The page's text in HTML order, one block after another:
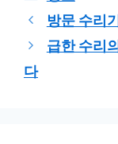
테
고
리
방문 수리
급한 수리
다